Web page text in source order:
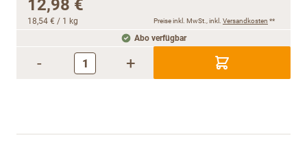
12,98 €
18,54 € / 1 kg Preise inkl. MwSt., inkl. Versandkosten **
Abo verfügbar
- +